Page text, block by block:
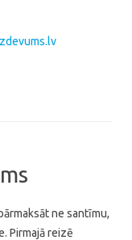
ne santīmu,
Pirmajā reizē